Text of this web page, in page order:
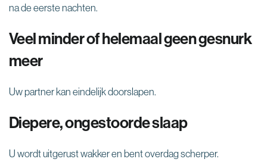
na de eerste nachten.
Veel minder of helemaal geen gesnurk
meer
Uw partner kan eindelijk doorslapen.
Diepere, ongestoorde slaap
U wordt uitgerust wakker en bent overdag scherper.